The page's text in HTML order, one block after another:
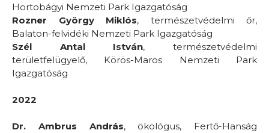
Hortobágyi Nemzeti Park Igazgatóság
Rozner György Miklós, természetvédelmi őr,
Balaton-felvidéki Nemzeti Park Igazgatóság
Szél Antal István, természetvédelmi
területfelügyelő, Körös-Maros Nemzeti Park
Igazgatóság
2022
Dr. Ambrus András, ökológus, Fertő-Hanság